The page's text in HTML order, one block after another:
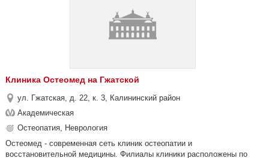
Клиника Остеомед на Гжатской
ул. Гжатская, д. 22, к. 3, Калининский район
Академическая
Остеопатия, Неврология
Остеомед - современная сеть клиник остеопатии и
восстановительной медицины. Филиалы клиники расположены по